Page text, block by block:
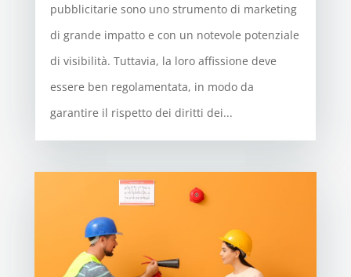
pubblicitarie sono uno strumento di marketing
di grande impatto e con un notevole potenziale
di visibilità. Tuttavia, la loro affissione deve
essere ben regolamentata, in modo da
garantire il rispetto dei diritti dei...